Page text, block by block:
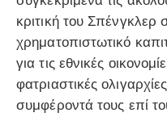
κριτική του Σπένγκλερ
χρηματοπιστωτικό
για τις εθνικές
φατριαστικές
συμφέροντά τους επί